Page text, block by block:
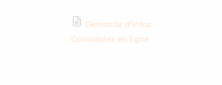
Demande d’infos
Candidatez en ligne